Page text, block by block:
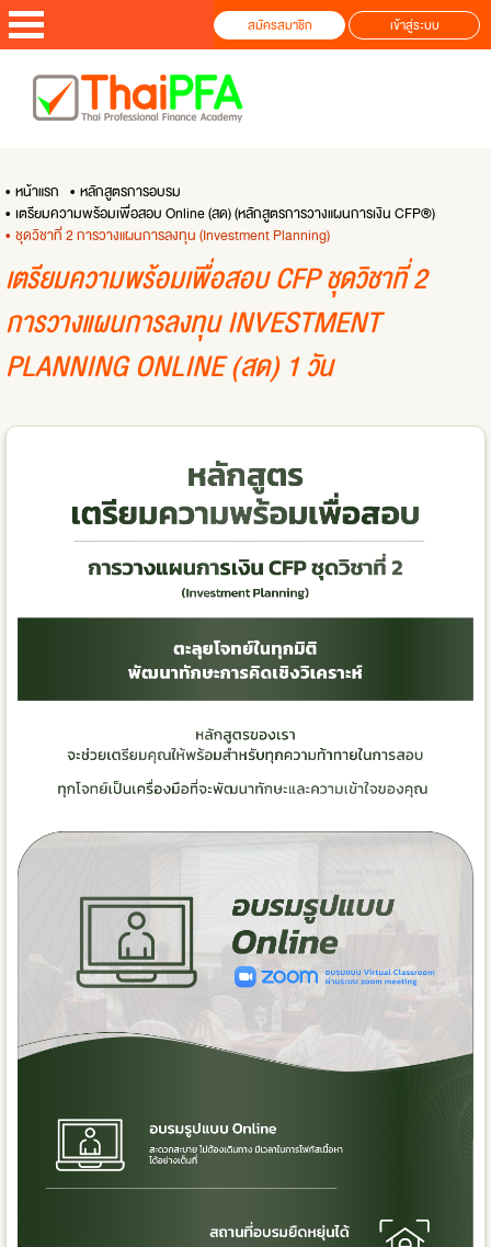
สมัครสมาชิก เข้าสู่ระบบ
• หน้าแรก • หลักสูตรการอบรม
• เตรียมความพร้อมเพื่อสอบ Online (สด) (หลักสูตรการวางแผนการเงิน CFP®)
• ชุดวิชาที่ 2 การวางแผนการลงทุน (Investment Planning)
เตรียมความพร้อมเพื่อสอบ CFP ชุดวิชาที่ 2
การวางแผนการลงทุน INVESTMENT
PLANNING ONLINE (สด) 1 วัน